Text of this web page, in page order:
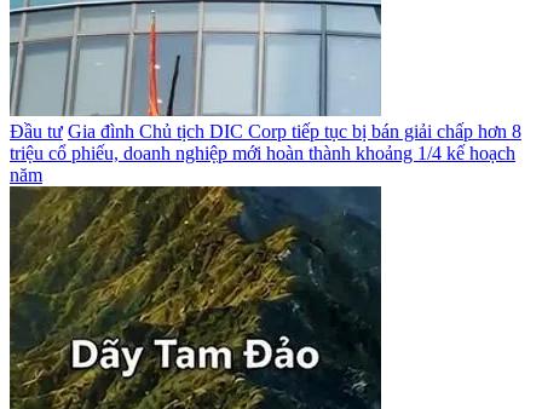
Đầu tư Gia đình Chủ tịch DIC Corp tiếp tục bị bán giải chấp hơn 8
triệu cổ phiếu, doanh nghiệp mới hoàn thành khoảng 1/4 kế hoạch
năm